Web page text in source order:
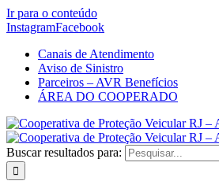
Ir para o conteúdo
InstagramFacebook
Canais de Atendimento
Aviso de Sinistro
Parceiros – AVR Benefícios
ÁREA DO COOPERADO
Buscar resultados para: